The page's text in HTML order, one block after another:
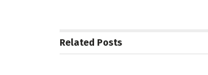
Related Posts